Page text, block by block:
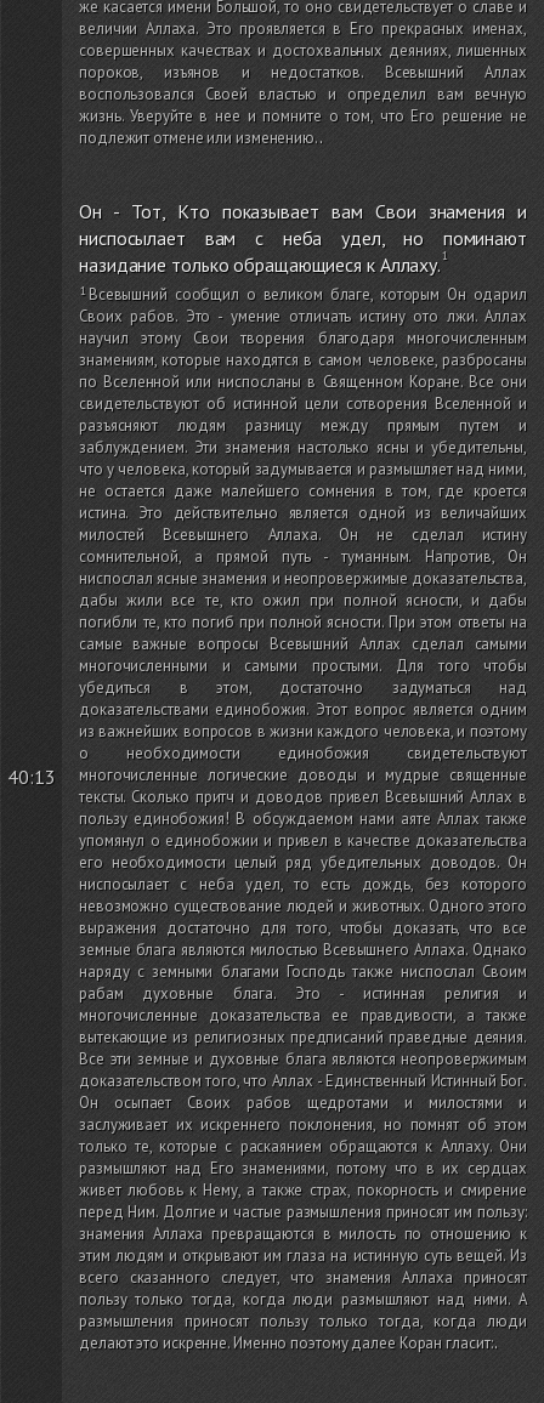
же касается имени Большой, то оно свидетельствует о славе и
величии Аллаха. Это проявляется в Его прекрасных именах,
совершенных качествах и достохвальных деяниях, лишенных
пороков, изъянов и недостатков. Всевышний Аллах
воспользовался Своей властью и определил вам вечную
жизнь. Уверуйте в нее и помните о том, что Его решение не
подлежит отмене или изменению..
40:13
Он - Тот, Кто показывает вам Свои знамения и
ниспосылает вам с неба удел, но поминают
назидание только обращающиеся к Аллаху.
Всевышний сообщил о великом благе, которым Он одарил
Своих рабов. Это - умение отличать истину ото лжи. Аллах
научил этому Свои творения благодаря многочисленным
знамениям, которые находятся в самом человеке, разбросаны
по Вселенной или ниспосланы в Священном Коране. Все они
свидетельствуют об истинной цели сотворения Вселенной и
разъясняют людям разницу между прямым путем и
заблуждением. Эти знамения настолько ясны и убедительны,
что у человека, который задумывается и размышляет над ними,
не остается даже малейшего сомнения в том, где кроется
истина. Это действительно является одной из величайших
милостей Всевышнего Аллаха. Он не сделал истину
сомнительной, а прямой путь - туманным. Напротив, Он
ниспослал ясные знамения и неопровержимые доказательства,
дабы жили все те, кто ожил при полной ясности, и дабы
погибли те, кто погиб при полной ясности. При этом ответы на
самые важные вопросы Всевышний Аллах сделал самыми
многочисленными и самыми простыми. Для того чтобы
убедиться в этом, достаточно задуматься над
доказательствами единобожия. Этот вопрос является одним
из важнейших вопросов в жизни каждого человека, и поэтому
о необходимости единобожия свидетельствуют
многочисленные логические доводы и мудрые священные
тексты. Сколько притч и доводов привел Всевышний Аллах в
пользу единобожия! В обсуждаемом нами аяте Аллах также
упомянул о единобожии и привел в качестве доказательства
его необходимости целый ряд убедительных доводов. Он
ниспосылает с неба удел, то есть дождь, без которого
невозможно существование людей и животных. Одного этого
выражения достаточно для того, чтобы доказать, что все
земные блага являются милостью Всевышнего Аллаха. Однако
наряду с земными благами Господь также ниспослал Своим
рабам духовные блага. Это - истинная религия и
многочисленные доказательства ее правдивости, а также
вытекающие из религиозных предписаний праведные деяния.
Все эти земные и духовные блага являются неопровержимым
доказательством того, что Аллах - Единственный Истинный Бог.
Он осыпает Своих рабов щедротами и милостями и
заслуживает их искреннего поклонения, но помнят об этом
только те, которые с раскаянием обращаются к Аллаху. Они
размышляют над Его знамениями, потому что в их сердцах
живет любовь к Нему, а также страх, покорность и смирение
перед Ним. Долгие и частые размышления приносят им пользу:
знамения Аллаха превращаются в милость по отношению к
этим людям и открывают им глаза на истинную суть вещей. Из
всего сказанного следует, что знамения Аллаха приносят
пользу только тогда, когда люди размышляют над ними. А
размышления приносят пользу только тогда, когда люди
делают это искренне. Именно поэтому далее Коран гласит:.